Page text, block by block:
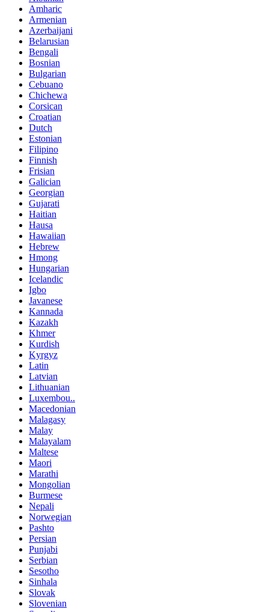
Amharic
Armenian
Azerbaijani
Belarusian
Bengali
Bosnian
Bulgarian
Cebuano
Chichewa
Corsican
Croatian
Dutch
Estonian
Filipino
Finnish
Frisian
Galician
Georgian
Gujarati
Haitian
Hausa
Hawaiian
Hebrew
Hmong
Hungarian
Icelandic
Igbo
Javanese
Kannada
Kazakh
Khmer
Kurdish
Kyrgyz
Latin
Latvian
Lithuanian
Luxembou..
Macedonian
Malagasy
Malay
Malayalam
Maltese
Maori
Marathi
Mongolian
Burmese
Nepali
Norwegian
Pashto
Persian
Punjabi
Serbian
Sesotho
Sinhala
Slovak
Slovenian